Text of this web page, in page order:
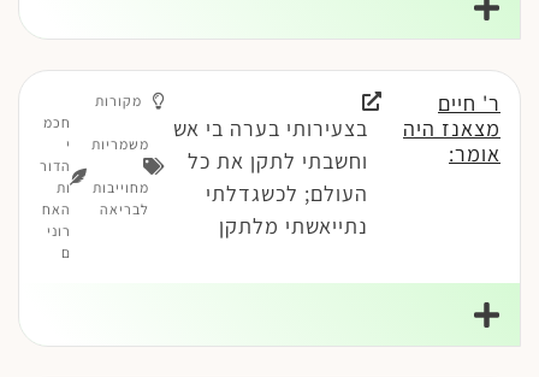
ר' חיים
מצאנז היה
אומר:
בצעירותי בערה בי אש
וחשבתי לתקן את כל
העולם; לכשגדלתי
נתייאשתי מלתקן
מקורות
משמריות
-
מחוייבות
לבריאה
חכמ
י
הדור
ות
האח
רוני
ם